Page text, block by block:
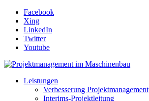
Facebook
Xing
LinkedIn
Twitter
Youtube
Leistungen
Verbesserung Projektmanagement
Interims-Projektleitung